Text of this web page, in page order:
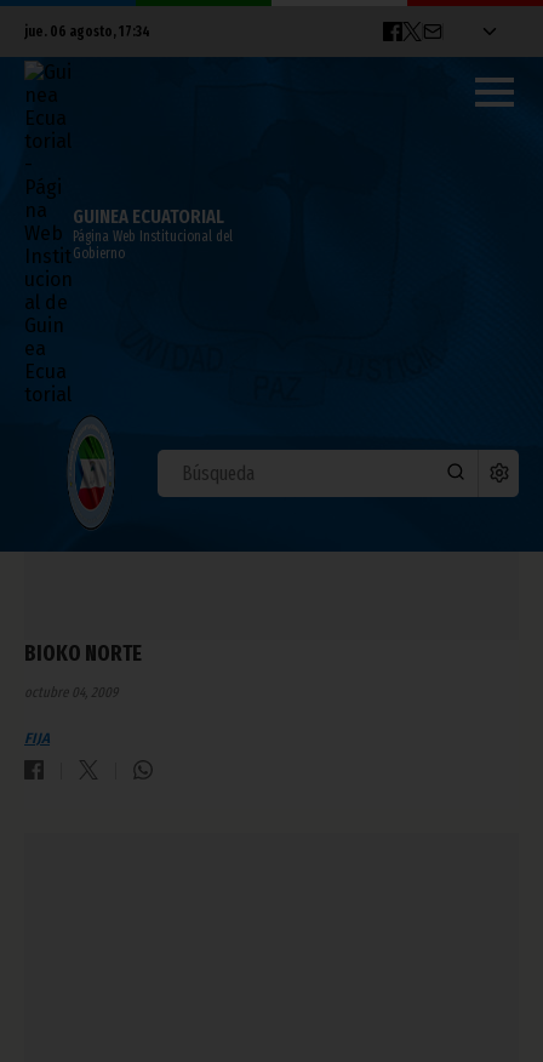
jue. 06 agosto, 17:34
GUINEA ECUATORIAL
Página Web Institucional del
Gobierno
FIJA
BIOKO NORTE
octubre 04, 2009
FIJA